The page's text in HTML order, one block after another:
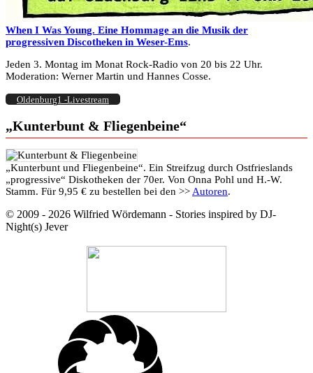
When I Was Young. Eine Hommage an die Musik der
progressiven Discotheken in Weser-Ems.
Jeden 3. Montag im Monat Rock-Radio von 20 bis 22 Uhr.
Moderation: Werner Martin und Hannes Cosse.
Oldenburg1 -Livestream
„Kunterbunt & Fliegenbeine“
„Kunterbunt und Fliegenbeine“. Ein Streifzug durch Ostfrieslands
„progressive“ Diskotheken der 70er. Von Onna Pohl und H.-W.
Stamm. Für 9,95 € zu bestellen bei den >> Autoren.
© 2009 - 2026 Wilfried Wördemann - Stories inspired by DJ-
Night(s) Jever